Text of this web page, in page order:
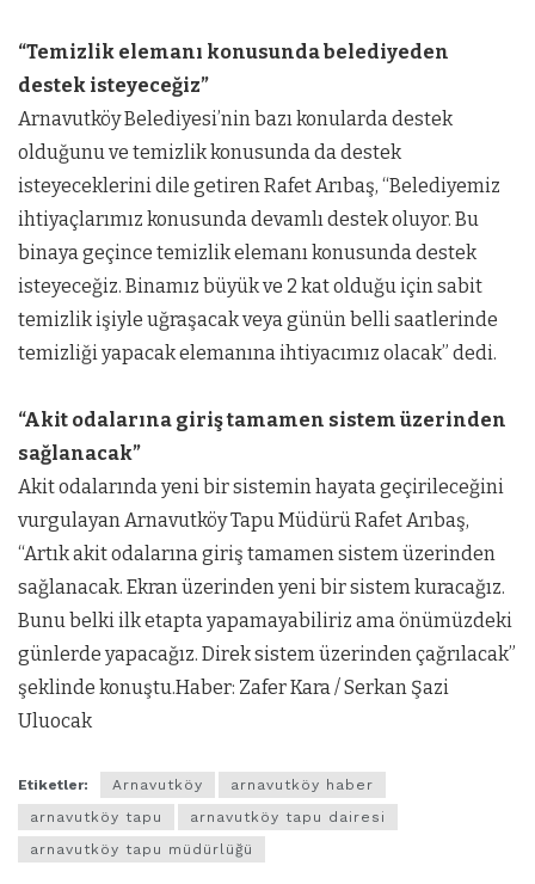
“Temizlik elemanı konusunda belediyeden
destek isteyeceğiz”
Arnavutköy Belediyesi’nin bazı konularda destek
olduğunu ve temizlik konusunda da destek
isteyeceklerini dile getiren Rafet Arıbaş, “Belediyemiz
ihtiyaçlarımız konusunda devamlı destek oluyor. Bu
binaya geçince temizlik elemanı konusunda destek
isteyeceğiz. Binamız büyük ve 2 kat olduğu için sabit
temizlik işiyle uğraşacak veya günün belli saatlerinde
temizliği yapacak elemanına ihtiyacımız olacak” dedi.
“Akit odalarına giriş tamamen sistem üzerinden
sağlanacak”
Akit odalarında yeni bir sistemin hayata geçirileceğini
vurgulayan Arnavutköy Tapu Müdürü Rafet Arıbaş,
“Artık akit odalarına giriş tamamen sistem üzerinden
sağlanacak. Ekran üzerinden yeni bir sistem kuracağız.
Bunu belki ilk etapta yapamayabiliriz ama önümüzdeki
günlerde yapacağız. Direk sistem üzerinden çağrılacak”
şeklinde konuştu.Haber: Zafer Kara / Serkan Şazi
Uluocak
Etiketler: Arnavutköy
arnavutköy haber
arnavutköy tapu
arnavutköy tapu dairesi
arnavutköy tapu müdürlüğü